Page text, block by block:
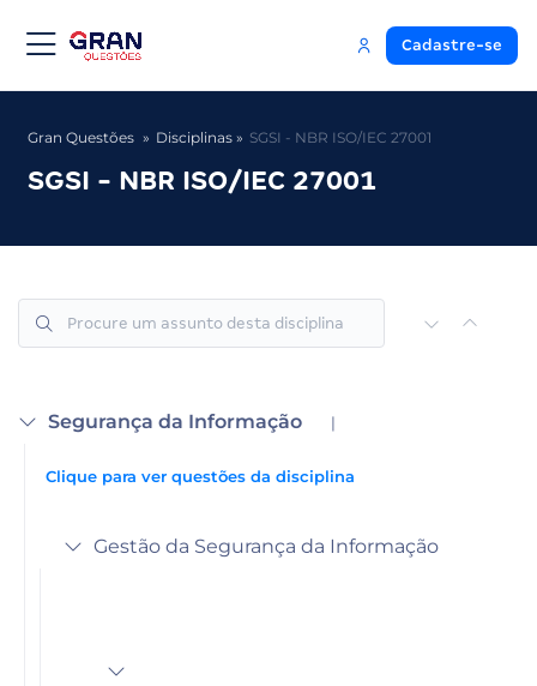
Cadastre-se
Gran Questões Disciplinas SGSI - NBR ISO/IEC 27001
SGSI - NBR ISO/IEC 27001
Segurança da Informação |
Clique para ver questões da disciplina
Gestão da Segurança da Informação